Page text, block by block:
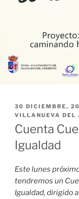
PUBLICADO
EL
30 DICIEMBRE,
VILLANUEVA DEL
Cuenta
Igualdad
Este lunes
tendremos un
Igualdad, dirigido